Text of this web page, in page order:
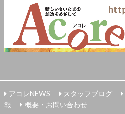
アコレNEWS スタッフブログ
報
概要・お問い合わせ